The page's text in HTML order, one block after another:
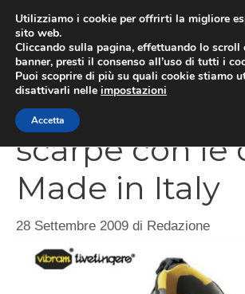
contenuto
Five Fingers, le
scarpe con le
Made in Italy
28 Settembre 2009 di Redazione
Utilizziamo i cookie per offrirti la migliore
sito web.
Cliccando sulla pagina, effettuando lo scroll
banner, presti il consenso all’uso di tutti i
Puoi scoprire di più su quali cookie stiamo
disattivarli nelle impostazioni
Accetta